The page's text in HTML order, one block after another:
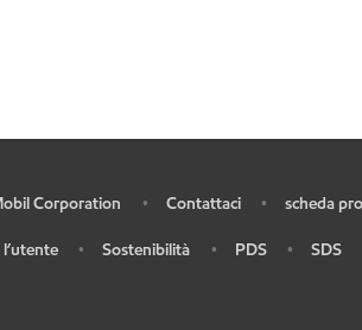
Corporation • Contattaci • scheda
• Sostenibilità • PDS • SDS